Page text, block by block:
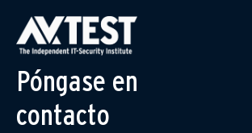
Póngase en
contacto